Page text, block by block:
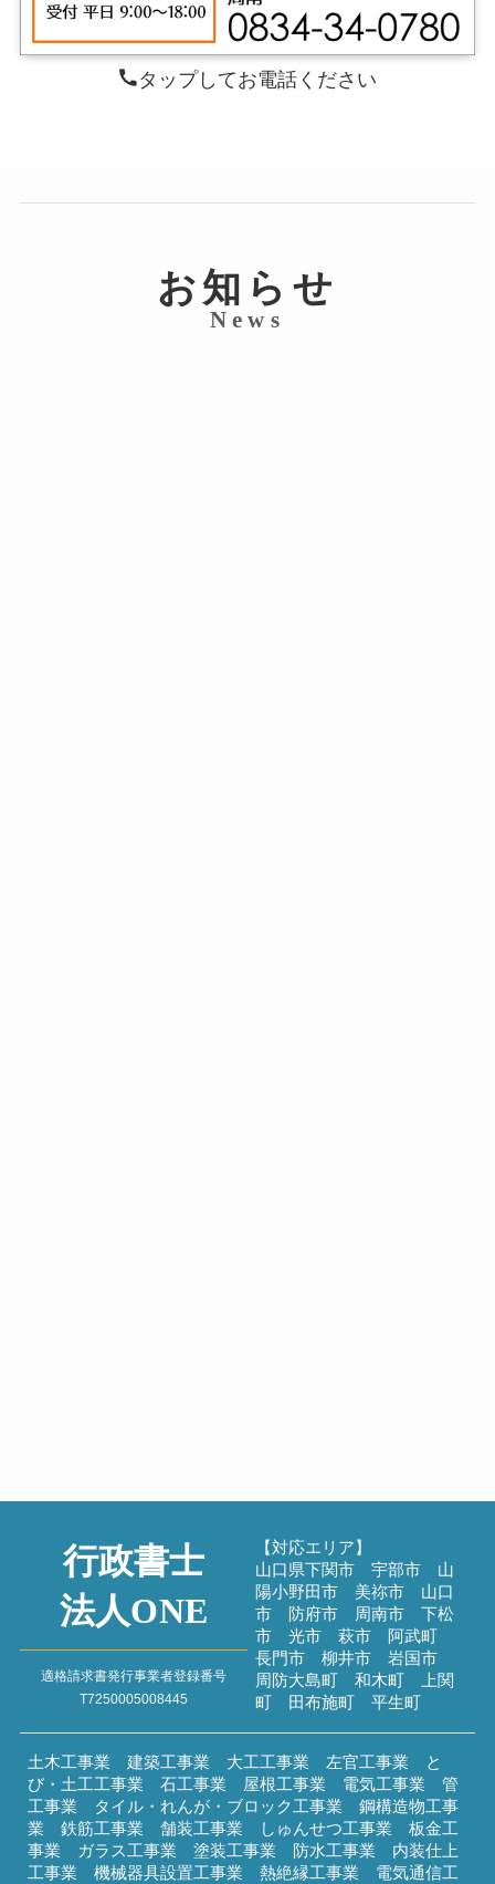
タップしてお電話ください
お知らせ
News
過去のブログ
行政書士
法人ONE
適格請求書発行事業者登録番号
T7250005008445
【対応エリア】
山口県下関市 宇部市 山
陽小野田市 美祢市 山口
市 防府市 周南市 下松
市 光市 萩市 阿武町
長門市 柳井市 岩国市
周防大島町 和木町 上関
町 田布施町 平生町
土木工事業 建築工事業 大工工事業 左官工事業 と
び・土工工事業 石工事業 屋根工事業 電気工事業 管
工事業 タイル・れんが・ブロック工事業 鋼構造物工事
業 鉄筋工事業 舗装工事業 しゅんせつ工事業 板金工
事業 ガラス工事業 塗装工事業 防水工事業 内装仕上
工事業 機械器具設置工事業 熱絶縁工事業 電気通信工